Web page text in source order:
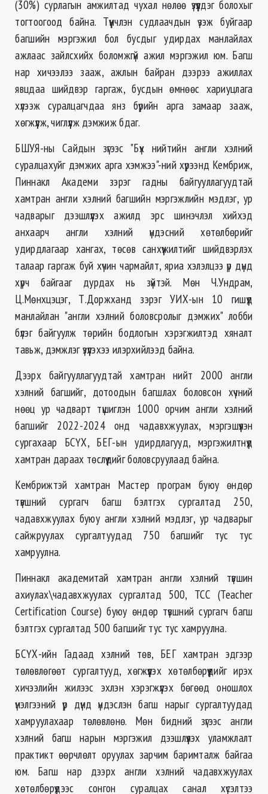
(30%) сурлагын амжилтад чухал нөлөө үзүүлдэг болохыг
тогтоогоод байна. Түүнчлэн судлаачдын үзэж буйгаар
багшийн мэргэжил бол бусдыг удирдах манлайлах
ажлаас зайлсхийх боломжгүй ажил мэргэжил юм. Багш
нар хичээлээ зааж, ажлын байран дээрээ ажиллах
явцдаа шийдвэр гаргаж, бусдын өмнөөс хариуцлага
хүлээж суралцагчдаа янз бүрийн арга замаар зааж,
хөгжүүлж, чиглүүлж дэмжиж бдаг.
БШУЯ-ны Сайдын зүгээс "Бүх нийтийн англи хэлний
суралцахуйг дэмжих арга хэмжээ"-ний хүрээнд Кембриж,
Пиннакл Академи зэрэг гадны байгууллагуудтай
хамтран англи хэлний багшийн мэргэжлийн мэдлэг, ур
чадварыг дээшлүүлэх ажилд эрс шинэчлэл хийхэд
анхаарч англи хэлний үндэсний хөтөлбөрийг
удирдлагаар хангах, төсөв санхүүжилтийг шийдвэрлэх
талаар гаргаж буй хүчин чармайлт, яриа хэлэлцээ үр дүнд
хүрч байгааг дурдах нь зүйтэй. Мөн Ч.Ундрам,
Ц.Мөнхцэцэг, Т.Доржханд зэрэг УИХ-ын 10 гишүүд
манлайлан "англи хэлний боловсролыг дэмжих" лобби
бүлэг байгуулж төрийн бодлогын хэрэгжилтэд хяналт
тавьж, дэмжлэг үзүүлэхээ илэрхийлээд байна.
Дээрх байгууллагуудтай хамтран нийт 2000 англи
хэлний багшийг, дотоодын багшлах боловсон хүчний
нөөц ур чадварт түшиглэн 1000 орчим англи хэлний
багшийг 2022-2024 онд чадавхжуулах, мэргэшүүлэн
сургахаар БСҮХ, БЕГ-ын удирдлагууд, мэргэжилтнүүд
хамтран дараах төслүүдийг боловсруулаад байна.
Кембрижтэй хамтран Мастер програм буюу өндөр
түвшний сургагч багш бэлтгэх сургалтад 250,
чадавхжуулах буюу англи хэлний мэдлэг, ур чадварыг
сайжруулах сургалтуудад 750 багшийг тус тус
хамруулна.
Пиннакл академитай хамтран англи хэлний түвшин
ахиулах\чадавхжуулах сургалтад 500, ТСС (Teacher
Certification Course) буюу өндөр түвшний сургагч багш
бэлтгэх сургалтад 500 багшийг тус тус хамруулна.
БСҮХ-ийн Гадаад хэлний төв, БЕГ хамтран эдгээр
төлөвлөгөөт сургалтууд, хөгжүүлэх хөтөлбөрүүдийг ирэх
хичээлийн жилээс эхлэн хэрэгжүүлэх бөгөөд оношлох
үнэлгээний үр дүнд үндэслэн багш нарыг сургалтуудад
хамруулахаар төлөвлөнө. Мөн бидний зүгээс англи
хэлний багш нарын мэргэжил дээшлүүлэх уламжлалт
практикт өөрчлөлт оруулах зарчим баримталж байгаа
юм. Багш нар дээрх англи хэлний чадавхжуулах
хөтөлбөрүүдээс сонгон суралцах санал хүсэлтээ